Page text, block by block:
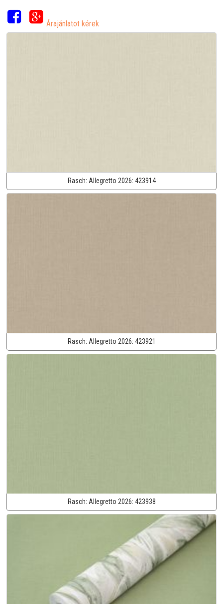
Árajánlatot kérek
Rasch: Allegretto 2026: 423914
Rasch: Allegretto 2026: 423921
Rasch: Allegretto 2026: 423938